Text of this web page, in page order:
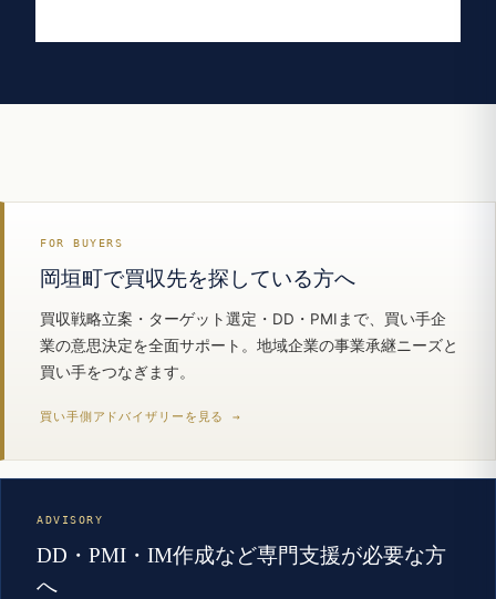
FOR BUYERS
岡垣町で買収先を探している方へ
買収戦略立案・ターゲット選定・DD・PMIまで、買い手企
業の意思決定を全面サポート。地域企業の事業承継ニーズと
買い手をつなぎます。
買い手側アドバイザリーを見る →
ADVISORY
DD・PMI・IM作成など専門支援が必要な方
へ